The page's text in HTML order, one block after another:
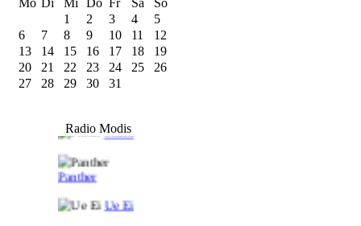
Mo Di Mi Do Fr Sa
So
1
2 3 4
5
6
7 8 9 10 11
12
13
14 15 16 17 18
19
20
21 22 23 24 25
26
27
28 29 30 31
Radio Modis
Frank
Panther
Ue Ei